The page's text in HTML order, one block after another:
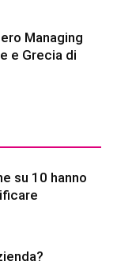
Managing
e Grecia di
su 10 hanno